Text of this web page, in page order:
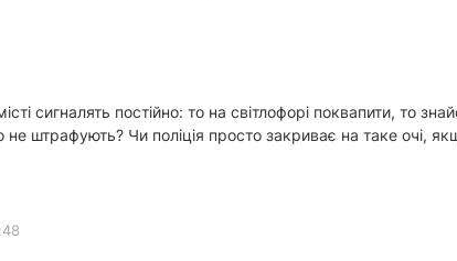
сигналять постійно: то на світлофорі поквапити, то
штрафують? Чи поліція просто закриває на таке очі,